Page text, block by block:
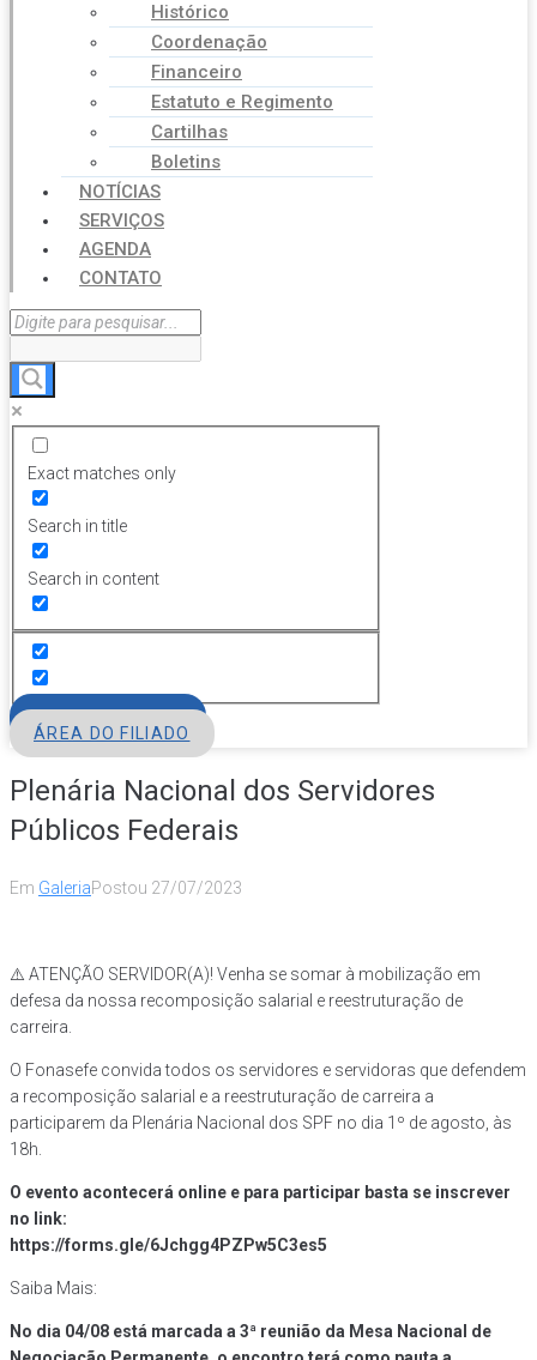
Histórico
Coordenação
Financeiro
Estatuto e Regimento
Cartilhas
Boletins
NOTÍCIAS
SERVIÇOS
AGENDA
CONTATO
Exact matches only
Search in title
Search in content
ÁREA DO FILIADO
Plenária Nacional dos Servidores
Públicos Federais
Em GaleriaPostou 27/07/2023
⚠️ ATENÇÃO SERVIDOR(A)! Venha se somar à mobilização em
defesa da nossa recomposição salarial e reestruturação de
carreira.
O Fonasefe convida todos os servidores e servidoras que defendem
a recomposição salarial e a reestruturação de carreira a
participarem da Plenária Nacional dos SPF no dia 1º de agosto, às
18h.
O evento acontecerá online e para participar basta se inscrever
no link:
https://forms.gle/6Jchgg4PZPw5C3es5
Saiba Mais:
No dia 04/08 está marcada a 3ª reunião da Mesa Nacional de